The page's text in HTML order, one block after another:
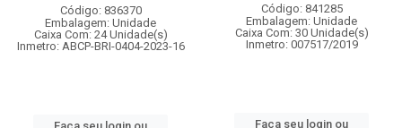
Código: 836370
Embalagem: Unidade
Caixa Com: 24 Unidade(s)
Inmetro: ABCP-BRI-0404-2023-16
Código: 841285
Embalagem: Unidade
Caixa Com: 30 Unidade(s)
Inmetro: 007517/2019
Faça seu login ou